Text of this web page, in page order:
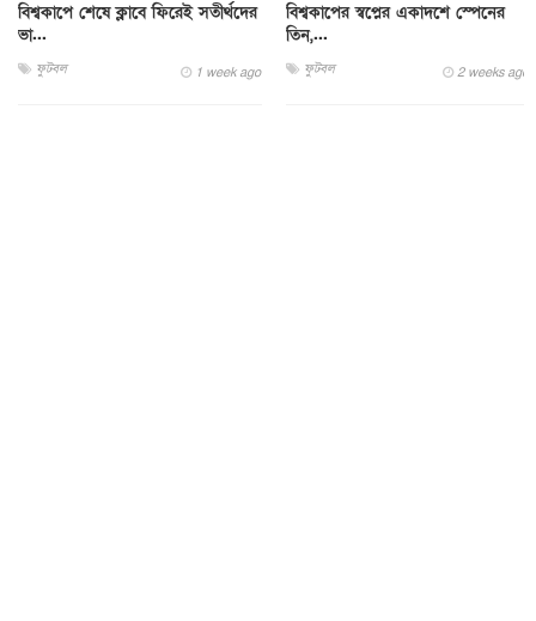
বিশ্বকাপে শেষে ক্লাবে ফিরেই সতীর্থদের
ভা...
ফুটবল 1 week ago
বিশ্বকাপের স্বপ্নের একাদশে স্পেনের
তিন,...
ফুটবল 2 weeks ago